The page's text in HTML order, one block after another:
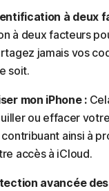
à deux
à deux facteurs
jamais vos
soit.
mon iPhone :
ou effacer
ainsi à
accès à iCloud.
avancée